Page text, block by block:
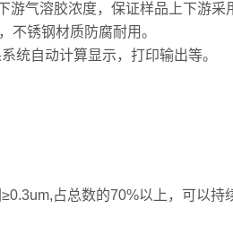
气溶胶浓度，保证样品上下游采
不锈钢材质防腐耐用。
统自动计算显示，打印输出等。
≥0.3um,占总数的70%以上，可以持